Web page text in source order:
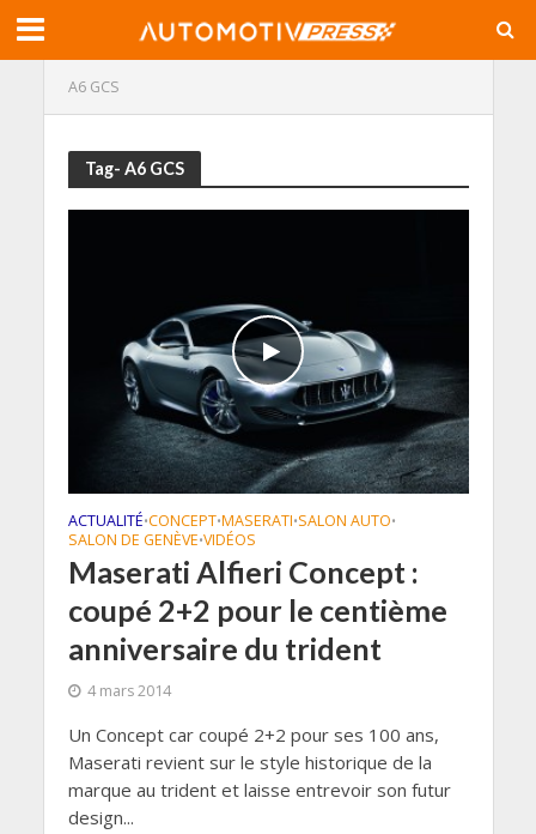
A6 GCS
Tag- A6 GCS
ACTUALITÉ•CONCEPT•MASERATI•SALON AUTO•
SALON DE GENÈVE•VIDÉOS
Maserati Alfieri Concept :
coupé 2+2 pour le centième
anniversaire du trident
4 mars 2014
Un Concept car coupé 2+2 pour ses 100 ans,
Maserati revient sur le style historique de la
marque au trident et laisse entrevoir son futur
design...